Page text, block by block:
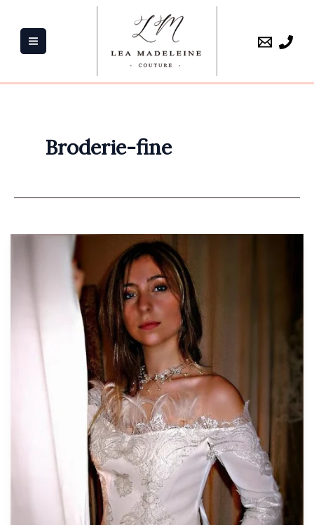
contenu
Broderie-fine